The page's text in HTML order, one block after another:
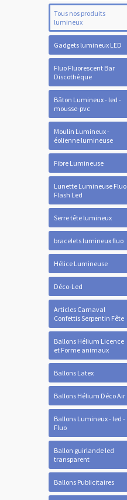
Tous nos produits
lumineux
Gadgets lumineux LED
Fluo Fluorescent Bar
Discothèque
Bâton Lumineux - led -
mousse-pvc
Moulin Lumineux -
éolienne lumineuse
Fibre Lumineuse
Lunette Lumineuse Fluo
Flash Led
Serre tête lumineux
bracelets lumineux fluo
Hélice Lumineuse
Déco-Led
Articles Carnaval
Confettis Serpentin Fête
Ballons Hélium Licence
et Forme animaux
Ballons Latex
Ballons Hélium Déco Air
Ballons Lumineux - led -
Fluo
Ballon guirlande led
transparent
Ballons Publicitaires